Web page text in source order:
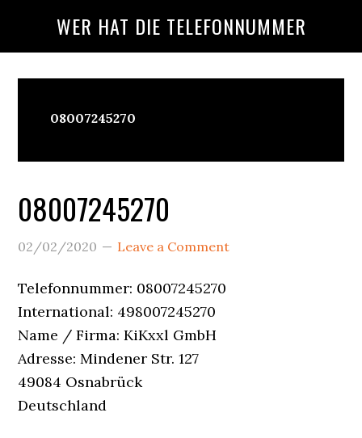
WER HAT DIE TELEFONNUMMER
Wer08007245270
08007245270
02/02/2020 Leave a Comment
Telefonnummer: 08007245270
International: 498007245270
Name / Firma: KiKxxl GmbH
Adresse: Mindener Str. 127
49084 Osnabrück
Deutschland